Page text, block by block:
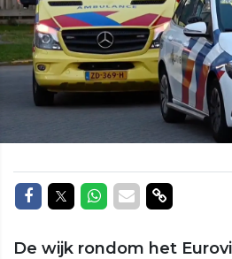
Delen op Facebook
Delen op Twitter
Delen opDelen via
Delen
De wijk rondom het